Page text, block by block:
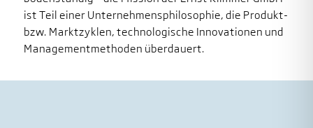
ist Teil einer Unternehmensphilosophie, die Produkt-
bzw. Marktzyklen, technologische Innovationen und
Managementmethoden überdauert.